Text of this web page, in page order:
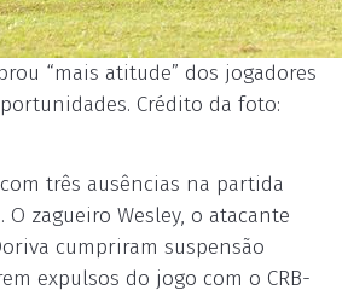
“mais atitude” dos jogadores
Crédito da foto:
três ausências na partida
zagueiro Wesley, o atacante
cumpriram suspensão
expulsos do jogo com o CRB-